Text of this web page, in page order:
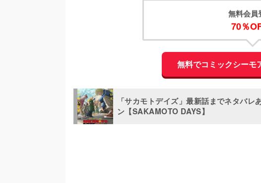
無料会員
70％
無料でコミックシーモ
「サカモトデイズ」最新話までネタバ
ン【SAKAMOTO DAYS】